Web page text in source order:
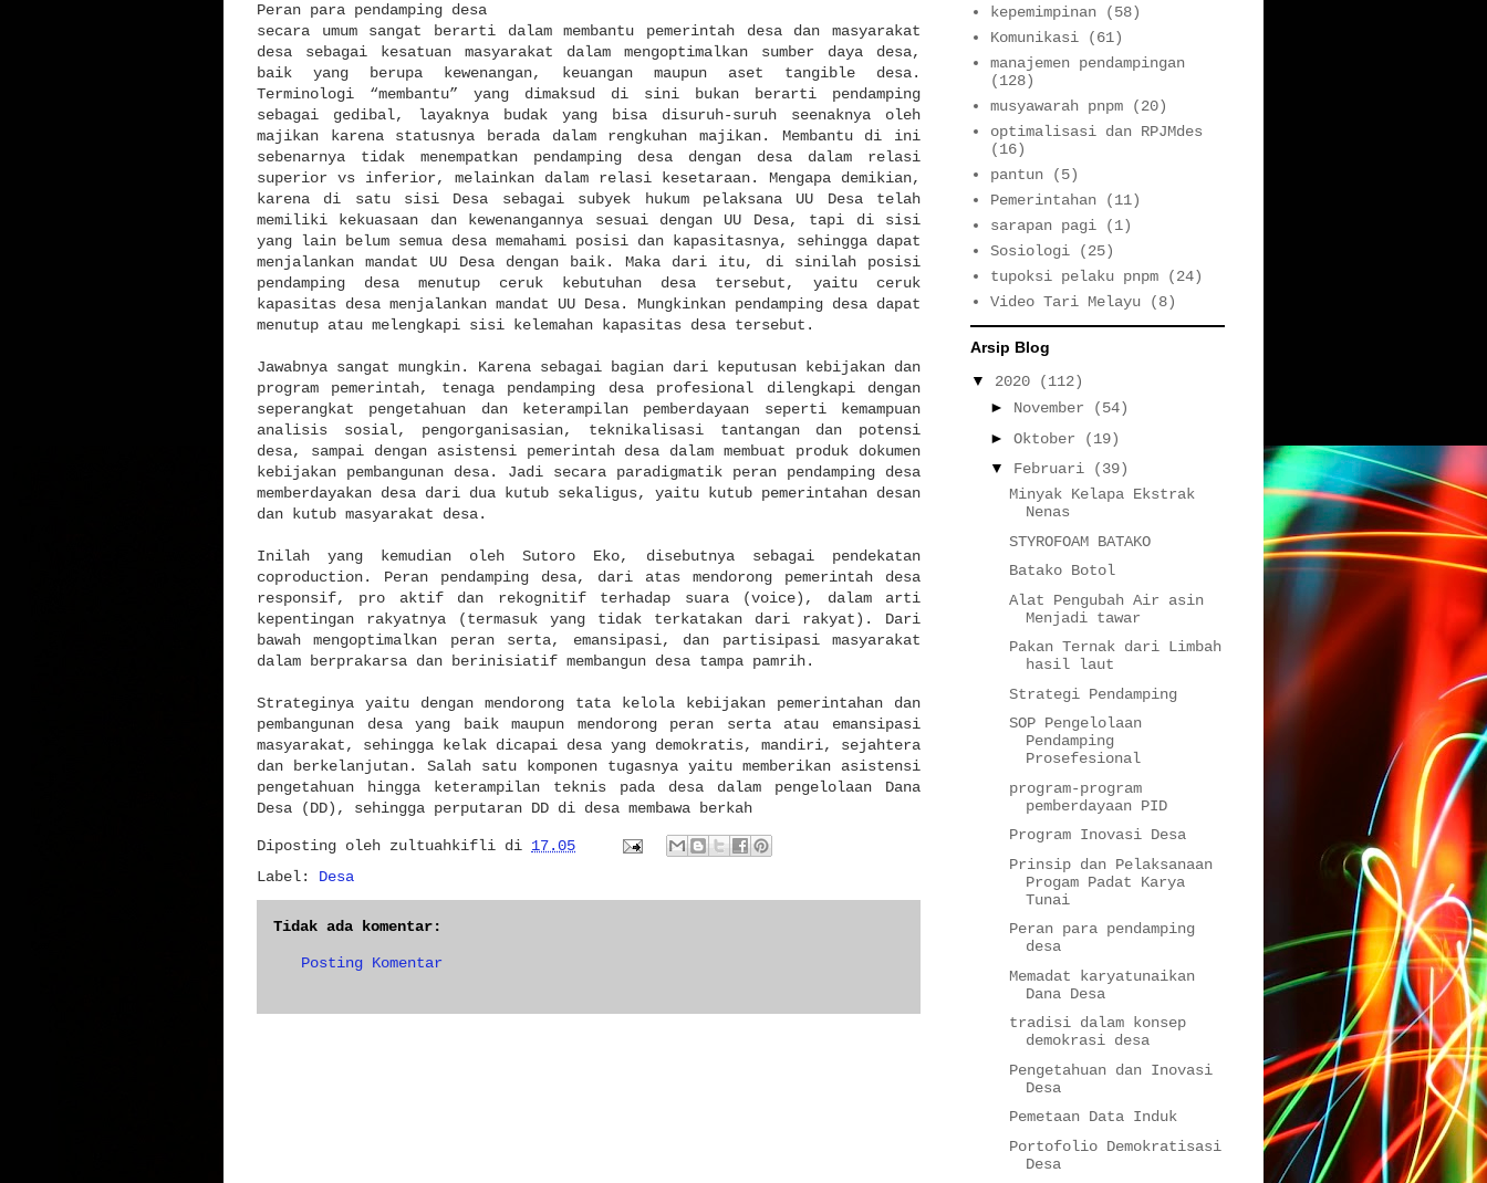
Peran para pendamping desa
secara umum sangat berarti dalam membantu pemerintah desa dan masyarakat
desa sebagai kesatuan masyarakat dalam mengoptimalkan sumber daya desa,
baik yang berupa kewenangan, keuangan maupun aset tangible desa.
Terminologi “membantu” yang dimaksud di sini bukan berarti pendamping
sebagai gedibal, layaknya budak yang bisa disuruh-suruh seenaknya oleh
majikan karena statusnya berada dalam rengkuhan majikan. Membantu di ini
sebenarnya tidak menempatkan pendamping desa dengan desa dalam relasi
superior vs inferior, melainkan dalam relasi kesetaraan. Mengapa demikian,
karena di satu sisi Desa sebagai subyek hukum pelaksana UU Desa telah
memiliki kekuasaan dan kewenangannya sesuai dengan UU Desa, tapi di sisi
yang lain belum semua desa memahami posisi dan kapasitasnya, sehingga dapat
menjalankan mandat UU Desa dengan baik. Maka dari itu, di sinilah posisi
pendamping desa menutup ceruk kebutuhan desa tersebut, yaitu ceruk
kapasitas desa menjalankan mandat UU Desa. Mungkinkan pendamping desa dapat
menutup atau melengkapi sisi kelemahan kapasitas desa tersebut.
Jawabnya sangat mungkin. Karena sebagai bagian dari keputusan kebijakan dan
program pemerintah, tenaga pendamping desa profesional dilengkapi dengan
seperangkat pengetahuan dan keterampilan pemberdayaan seperti kemampuan
analisis sosial, pengorganisasian, teknikalisasi tantangan dan potensi
desa, sampai dengan asistensi pemerintah desa dalam membuat produk dokumen
kebijakan pembangunan desa. Jadi secara paradigmatik peran pendamping desa
memberdayakan desa dari dua kutub sekaligus, yaitu kutub pemerintahan desan
dan kutub masyarakat desa.
Inilah yang kemudian oleh Sutoro Eko, disebutnya sebagai pendekatan
coproduction. Peran pendamping desa, dari atas mendorong pemerintah desa
responsif, pro aktif dan rekognitif terhadap suara (voice), dalam arti
kepentingan rakyatnya (termasuk yang tidak terkatakan dari rakyat). Dari
bawah mengoptimalkan peran serta, emansipasi, dan partisipasi masyarakat
dalam berprakarsa dan berinisiatif membangun desa tampa pamrih.
Strateginya yaitu dengan mendorong tata kelola kebijakan pemerintahan dan
pembangunan desa yang baik maupun mendorong peran serta atau emansipasi
masyarakat, sehingga kelak dicapai desa yang demokratis, mandiri, sejahtera
dan berkelanjutan. Salah satu komponen tugasnya yaitu memberikan asistensi
pengetahuan hingga keterampilan teknis pada desa dalam pengelolaan Dana
Desa (DD), sehingga perputaran DD di desa membawa berkah
Diposting oleh zultuahkifli di 17.05
Label: Desa
Tidak ada komentar:
Posting Komentar
kepemimpinan
(58)
Komunikasi
(61)
manajemen pendampingan
(128)
musyawarah pnpm
(20)
optimalisasi dan RPJMdes
(16)
pantun
(5)
Pemerintahan
(11)
sarapan pagi
(1)
Sosiologi
(25)
tupoksi pelaku pnpm
(24)
Video Tari Melayu
(8)
Arsip Blog
▼ 2020
(112)
► November
(54)
► Oktober
(19)
▼ Februari
(39)
Minyak Kelapa Ekstrak
Nenas
STYROFOAM BATAKO
Batako Botol
Alat Pengubah Air asin
Menjadi tawar
Pakan Ternak dari Limbah
hasil laut
Strategi Pendamping
SOP Pengelolaan
Pendamping
Prosefesional
program-program
pemberdayaan PID
Program Inovasi Desa
Prinsip dan Pelaksanaan
Progam Padat Karya
Tunai
Peran para pendamping
desa
Memadat karyatunaikan
Dana Desa
tradisi dalam konsep
demokrasi desa
Pengetahuan dan Inovasi
Desa
Pemetaan Data Induk
Portofolio Demokratisasi
Desa